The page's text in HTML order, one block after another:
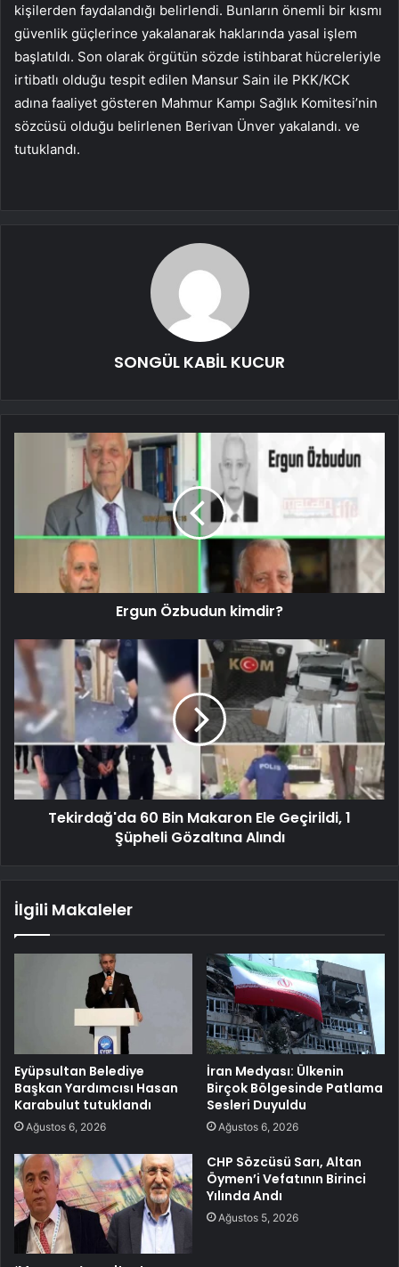
kişilerden faydalandığı belirlendi. Bunların önemli bir kısmı
güvenlik güçlerince yakalanarak haklarında yasal işlem
başlatıldı. Son olarak örgütün sözde istihbarat hücreleriyle
irtibatlı olduğu tespit edilen Mansur Sain ile PKK/KCK
adına faaliyet gösteren Mahmur Kampı Sağlık Komitesi’nin
sözcüsü olduğu belirlenen Berivan Ünver yakalandı. ve
tutuklandı.
SONGÜL KABİL KUCUR
Ergun Özbudun kimdir?
Tekirdağ'da 60 Bin Makaron Ele Geçirildi, 1
Şüpheli Gözaltına Alındı
İlgili Makaleler
Eyüpsultan Belediye
Başkan Yardımcısı Hasan
Karabulut tutuklandı
Ağustos 6, 2026
İran Medyası: Ülkenin
Birçok Bölgesinde Patlama
Sesleri Duyuldu
Ağustos 6, 2026
CHP Sözcüsü Sarı, Altan
Öymen’i Vefatının Birinci
Yılında Andı
Ağustos 5, 2026